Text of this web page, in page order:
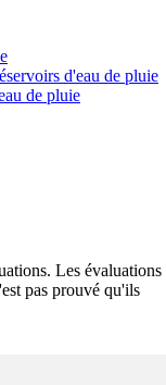
d'eau de pluie
de pluie
Les évaluations
pas prouvé qu'ils